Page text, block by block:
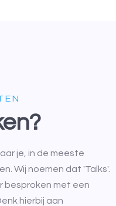
je, in de meeste
Wij noemen dat 'Talks'.
besproken met een
hierbij aan